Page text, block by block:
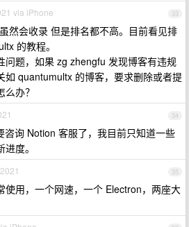
33
via iPhone
然会收录 但是排名都不高。目前看见排
的教程。
问题，如果 zg zhengfu 发现博客有违规
如 quantumultx 的博客，要求删除或者提
办？
34
咨询 Notion 客服了，我目前只知道一些
度。
35
使用，一个网速，一个 Electron，两座大